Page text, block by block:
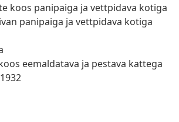
koos panipaiga ja vettpidava kotiga
panipaiga ja vettpidava kotiga
eemaldatava ja pestava kattega